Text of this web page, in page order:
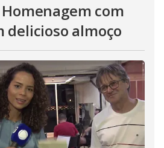
Homenagem com
delicioso almoço